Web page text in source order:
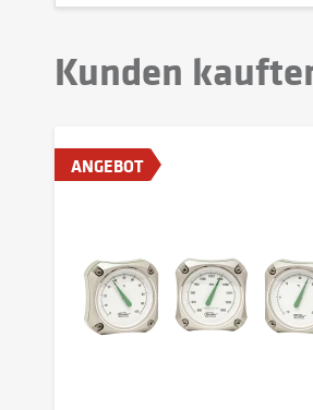
Kunden
ANGEBOT